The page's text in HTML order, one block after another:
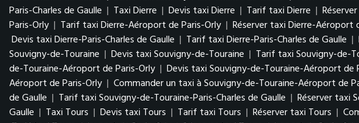
Paris-Charles de Gaulle | Taxi Dierre | Devis taxi Dierre | Tarif taxi Dierre |
Paris-Orly | Tarif taxi Dierre-Aéroport de Paris-Orly | Réserver taxi Dierre-Aéroport
Devis taxi Dierre-Paris-Charles de Gaulle | Tarif taxi Dierre-Paris-Charles de Gaulle |
Souvigny-de-Touraine | Devis taxi Souvigny-de-Touraine | Tarif taxi Souvigny-de-
de-Touraine-Aéroport de Paris-Orly | Devis taxi Souvigny-de-Touraine-Aéroport de
Aéroport de Paris-Orly | Commander un taxi à Souvigny-de-Touraine-Aéroport de
de Gaulle | Tarif taxi Souvigny-de-Touraine-Paris-Charles de Gaulle | Réserver taxi
Gaulle | Taxi Tours | Devis taxi Tours | Tarif taxi Tours | Réserver taxi Tours |